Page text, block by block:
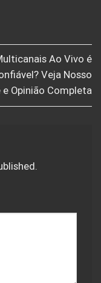
Ao Vivo é
Veja Nosso
e Opinião Completa